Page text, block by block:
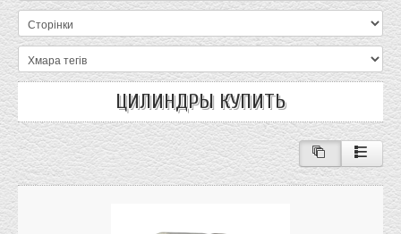
ЦИЛИНДРЫ КУПИТЬ